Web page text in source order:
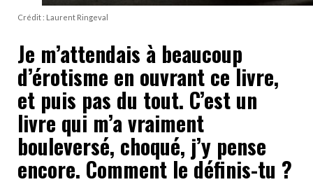
Crédit : Laurent Ringeval
Je m’attendais à beaucoup
d’érotisme en ouvrant ce livre,
et puis pas du tout. C’est un
livre qui m’a vraiment
bouleversé, choqué, j’y pense
encore. Comment le définis-tu ?